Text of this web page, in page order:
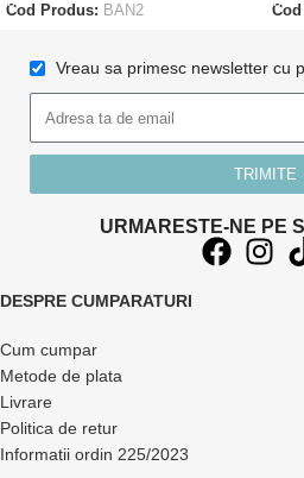
Cod Produs: BAN2
Vreau sa primesc newsletter cu
TRIMITE
URMARESTE-NE PE
DESPRE CUMPARATURI
Cum cumpar
Metode de plata
Livrare
Politica de retur
Informatii ordin 225/2023